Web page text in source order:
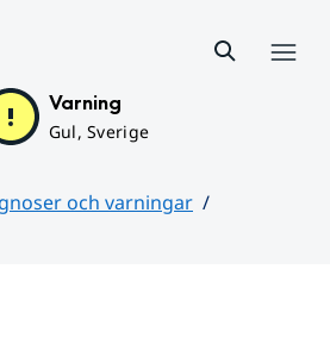
Varning
Gul, Sverige
och varningar